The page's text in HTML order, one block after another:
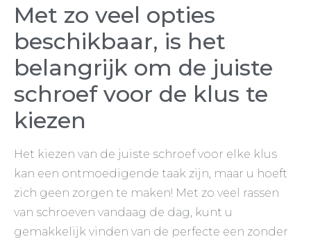
Met zo veel opties
beschikbaar, is het
belangrijk om de juiste
schroef voor de klus te
kiezen
Het kiezen van de juiste schroef voor elke klus
kan een ontmoedigende taak zijn, maar u hoeft
zich geen zorgen te maken! Met zo veel rassen
van schroeven vandaag de dag, kunt u
gemakkelijk vinden van de perfecte een zonder